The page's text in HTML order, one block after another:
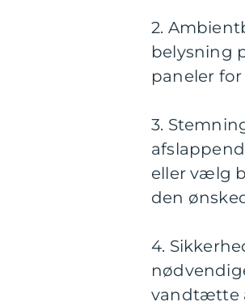
2.
belysning
paneler
3.
eller vælg
den
4.
vandtætte